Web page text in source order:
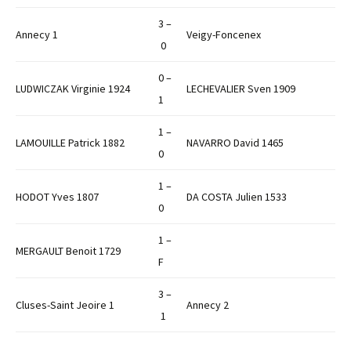
Annecy 1
3 –
0
Veigy-Foncenex
LUDWICZAK Virginie 1924
0 –
1
LECHEVALIER Sven 1909
LAMOUILLE Patrick 1882
1 –
0
NAVARRO David 1465
HODOT Yves 1807
1 –
0
DA COSTA Julien 1533
MERGAULT Benoit 1729
1 –
F
Cluses-Saint Jeoire 1
3 –
1
Annecy 2